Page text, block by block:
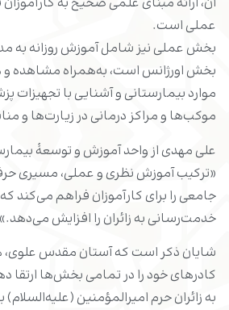
عملی است.
بخش اورژانس است، به‌همراه مشاهده و
موارد بیمارستانی و آشنایی با تجهیزات
موکب‌ها و مراکز درمانی در زیارت‌ها و
علی مهدی از واحد آموزش و توسعۀ
«ترکیب آموزش نظری و عملی، مسیری
جامعی را برای کارآموزان فراهم می‌کند
خدمت‌رسانی به زائران را افزایش می‌دهد.»
شایان ذکر است که آستان مقدس علوی،
کادرهای خود را در تمامی بخش‌ها ارتقا
به زائران حرم امیرالمؤمنین (علیه‌السلام)